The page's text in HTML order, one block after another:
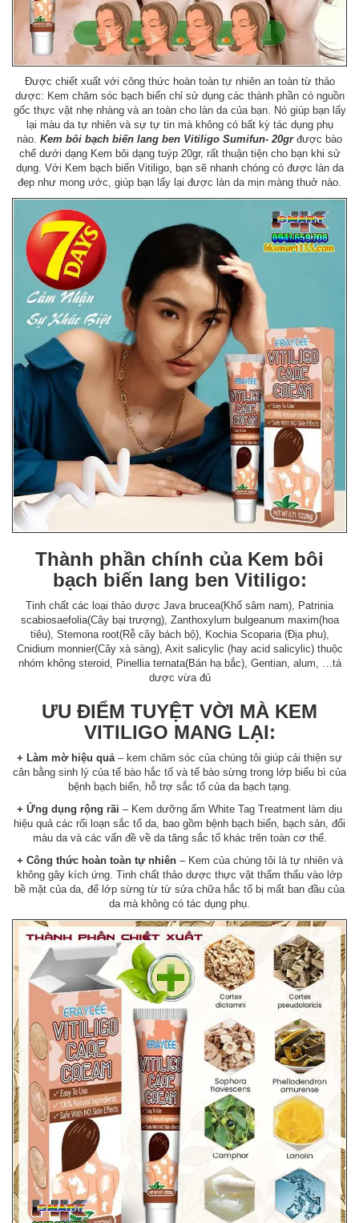
Được chiết xuất với công thức hoàn toàn tự nhiên an toàn từ thảo
dược: Kem chăm sóc bạch biến chỉ sử dụng các thành phần có nguồn
gốc thực vật nhẹ nhàng và an toàn cho làn da của bạn. Nó giúp bạn lấy
lại màu da tự nhiên và sự tự tin mà không có bất kỳ tác dụng phụ
nào. Kem bôi bạch biến lang ben Vitiligo Sumifun- 20gr được bào
chế dưới dạng Kem bôi dạng tuýp 20gr, rất thuận tiện cho bạn khi sử
dụng. Với Kem bạch biến Vitiligo, bạn sẽ nhanh chóng có được làn da
đẹp như mong ước, giúp bạn lấy lại được làn da mịn màng thuở nào.
Thành phần chính của Kem bôi
bạch biến lang ben Vitiligo:
Tinh chất các loại thảo dược Java brucea(Khổ sâm nam), Patrinia
scabiosaefolia(Cây bại trượng), Zanthoxylum bulgeanum maxim(hoa
tiêu), Stemona root(Rễ cây bách bộ), Kochia Scoparia (Địa phu),
Cnidium monnier(Cây xà sàng), Axit salicylic (hay acid salicylic) thuộc
nhóm không steroid, Pinellia ternata(Bán hạ bắc), Gentian, alum, …tá
dược vừa đủ
ƯU ĐIỂM TUYỆT VỜI MÀ KEM
VITILIGO MANG LẠI:
+ Làm mờ hiệu quả – kem chăm sóc của chúng tôi giúp cải thiện sự
cân bằng sinh lý của tế bào hắc tố và tế bào sừng trong lớp biểu bì của
bệnh bạch biến, hỗ trợ sắc tố của da bạch tạng.
+ Ứng dụng rộng rãi – Kem dưỡng ẩm White Tag Treatment làm dịu
hiệu quả các rối loạn sắc tố da, bao gồm bệnh bạch biến, bạch sản, đổi
màu da và các vấn đề về da tăng sắc tố khác trên toàn cơ thể.
+ Công thức hoàn toàn tự nhiên– Kem của chúng tôi là tự nhiên và
không gây kích ứng. Tinh chất thảo dược thực vật thẩm thấu vào lớp
bề mặt của da, để lớp sừng từ từ sửa chữa hắc tố bị mất ban đầu của
da mà không có tác dụng phụ.